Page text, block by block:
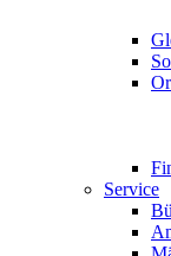
Service